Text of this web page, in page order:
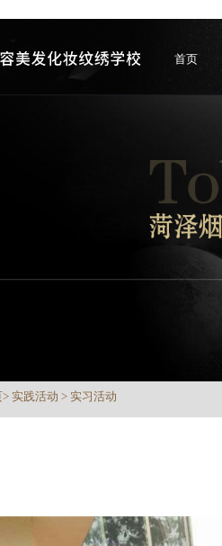
首页
> 实践活动 > 实习活动